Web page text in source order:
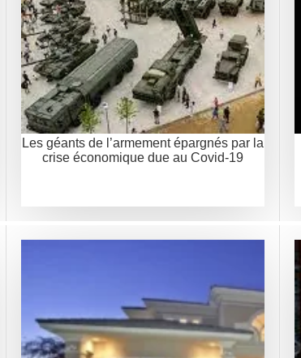
Les géants de l’armement épargnés par la
crise économique due au Covid-19